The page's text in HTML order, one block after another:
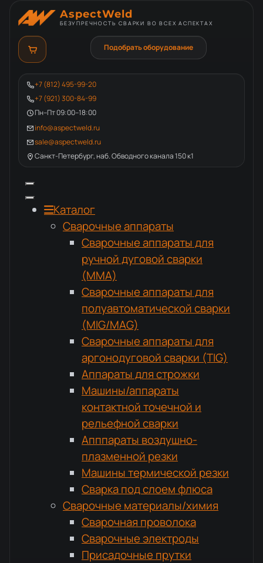
AspectWeld
БЕЗУПРЕЧНОСТЬ СВАРКИ ВО ВСЕХ АСПЕКТАХ
+7 (812) 495-99-20
+7 (921) 300-84-99
Пн–Пт 09:00–18:00
info@aspectweld.ru
sale@aspectweld.ru
Санкт-Петербург, наб. Обводного канала 150 к1
Подобрать оборудование
Каталог
Сварочные аппараты
Сварочные аппараты для
ручной дуговой сварки
(MMA)
Сварочные аппараты для
полуавтоматической сварки
(MIG/MAG)
Сварочные аппараты для
аргонодуговой сварки (TIG)
Аппараты для строжки
Машины/аппараты
контактной точечной и
рельефной сварки
Апппараты воздушно-
плазменной резки
Машины термической резки
Сварка под слоем флюса
Сварочные материалы/химия
Сварочная проволока
Сварочные электроды
Присадочные прутки